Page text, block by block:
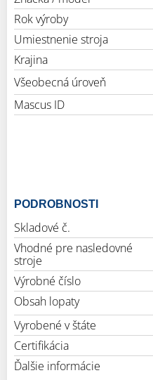
Rok výroby
Umiestnenie stroja
Krajina
Všeobecná úroveň
Mascus ID
PODROBNOSTI
Skladové č.
Vhodné pre nasledovné
stroje
Výrobné číslo
Obsah lopaty
Vyrobené v štáte
Certifikácia
Ďalšie informácie